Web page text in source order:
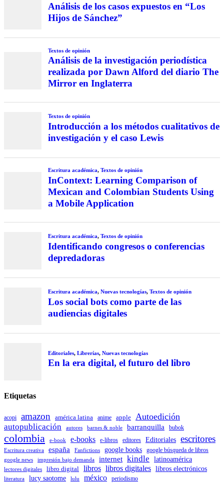
Análisis de los casos expuestos en “Los
Hijos de Sánchez”
Textos de opinión
Análisis de la investigación periodística
realizada por Dawn Alford del diario The
Mirror en Inglaterra
Textos de opinión
Introducción a los métodos cualitativos de
investigación y el caso Lewis
Escritura académica, Textos de opinión
InContext: Learning Comparison of
Mexican and Colombian Students Using
a Mobile Application
Escritura académica, Textos de opinión
Identificando congresos o conferencias
depredadoras
Escritura académica, Nuevas tecnologías, Textos de opinión
Los social bots como parte de las
audiencias digitales
Editoriales, Librerías, Nuevas tecnologías
En la era digital, el futuro del libro
Etiquetas
acopi amazon américa latina anime apple Autoedición
autopublicación autores barnes & noble barranquilla bubok
colombia e-book e-books e-libros editores Editoriales escritores
Escritura creativa españa Fanfictions google books google búsqueda de libros
google news impresión bajo demanda internet kindle latinoamérica
lectores digitales libro digital libros libros digitales libros electrónicos
literatura lucy saotome lulu méxico periodismo